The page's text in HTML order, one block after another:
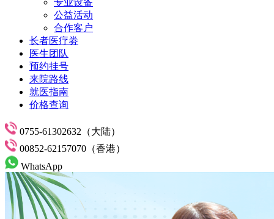
专业设备
公益活动
合作客户
长者医疗劵
医生团队
预约挂号
来院路线
就医指南
价格查询
0755-61302632（大陆）
00852-62157070（香港）
WhatsApp